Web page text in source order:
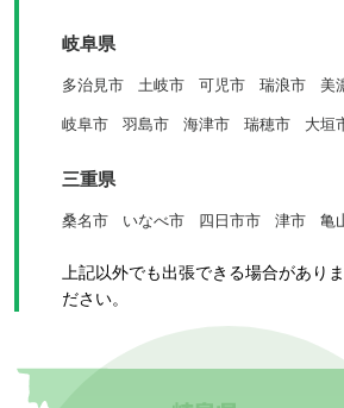
岐阜県
多治見市 土岐市 可児市 瑞浪市 美
岐阜市 羽島市 海津市 瑞穂市 大垣
三重県
桑名市 いなべ市 四日市市 津市 亀
上記以外でも出張できる場合があり
ださい。